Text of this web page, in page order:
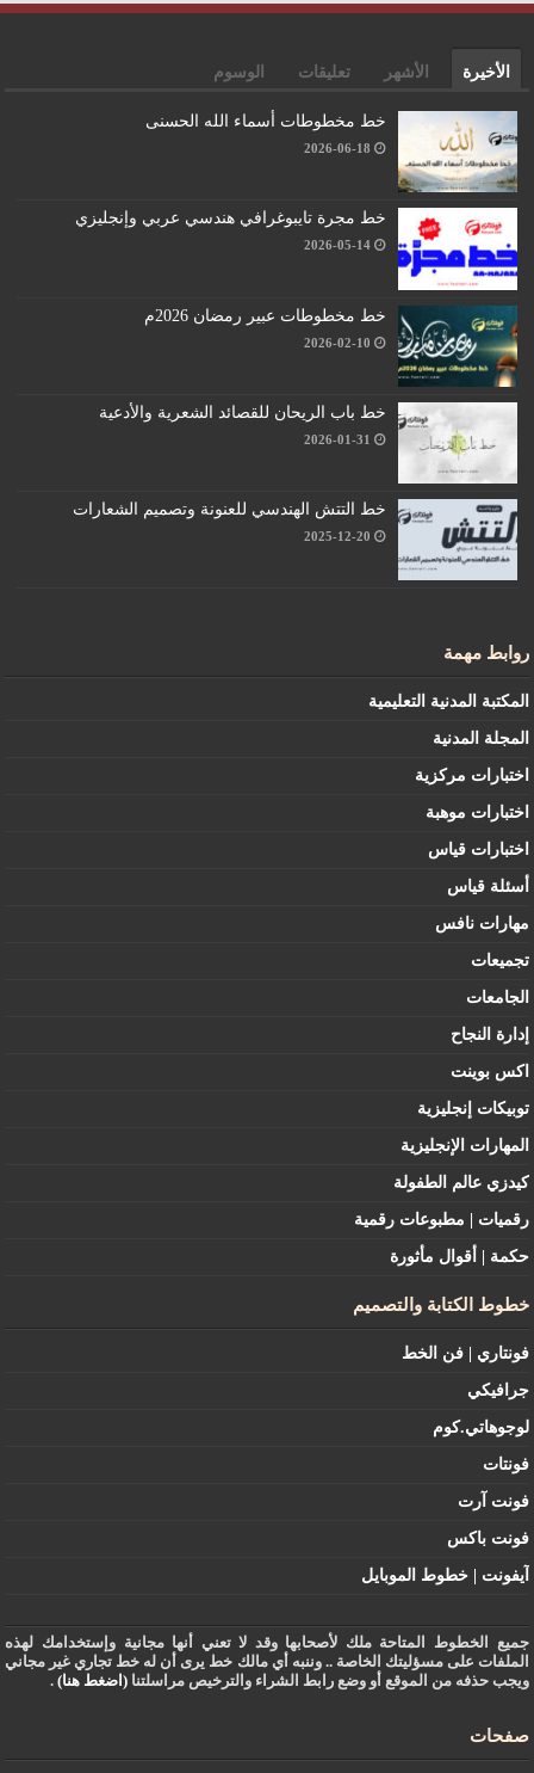
الأخيرة الأشهر تعليقات الوسوم
خط مخطوطات أسماء الله الحسنى
2026-06-18
خط مجرة تايبوغرافي هندسي عربي وإنجليزي
2026-05-14
خط مخطوطات عبير رمضان 2026م
2026-02-10
خط باب الريحان للقصائد الشعرية والأدعية
2026-01-31
خط التتش الهندسي للعنونة وتصميم الشعارات
2025-12-20
روابط مهمة
المكتبة المدنية التعليمية
المجلة المدنية
اختبارات مركزية
اختبارات موهبة
اختبارات قياس
أسئلة قياس
مهارات نافس
تجميعات
الجامعات
إدارة النجاح
اكس بوينت
توبيكات إنجليزية
المهارات الإنجليزية
كيدزي عالم الطفولة
رقميات | مطبوعات رقمية
حكمة | أقوال مأثورة
خطوط الكتابة والتصميم
فونتاري | فن الخط
جرافيكي
لوجوهاتي.كوم
فونتات
فونت آرت
فونت باكس
آيفونت | خطوط الموبايل
جميع الخطوط المتاحة ملك لأصحابها وقد لا تعني أنها مجانية وإستخدامك لهذه
الملفات على مسؤليتك الخاصة .. وننبه أي مالك خط يرى أن له خط تجاري غير مجاني
ويجب حذفه من الموقع أو وضع رابط الشراء والترخيص مراسلتنا(اضغط هنا) .
صفحات